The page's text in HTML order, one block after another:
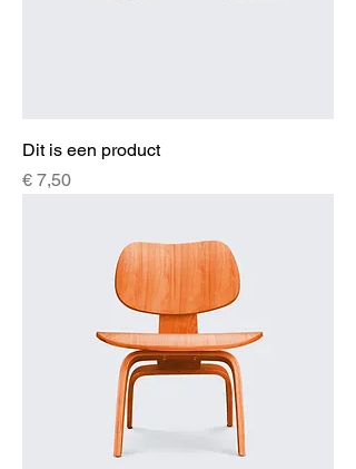
Dit is een product
Prijs
€ 7,50